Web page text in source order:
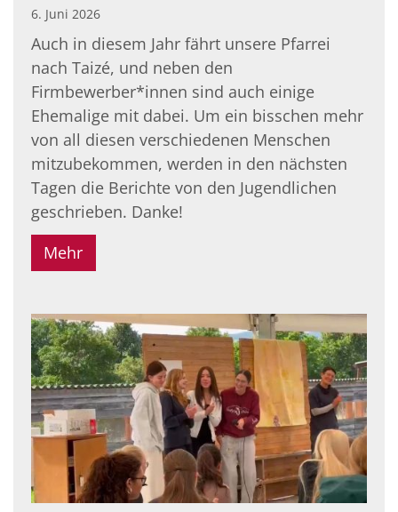
6. Juni 2026
Auch in diesem Jahr fährt unsere Pfarrei
nach Taizé, und neben den
Firmbewerber*innen sind auch einige
Ehemalige mit dabei. Um ein bisschen mehr
von all diesen verschiedenen Menschen
mitzubekommen, werden in den nächsten
Tagen die Berichte von den Jugendlichen
geschrieben. Danke!
Mehr